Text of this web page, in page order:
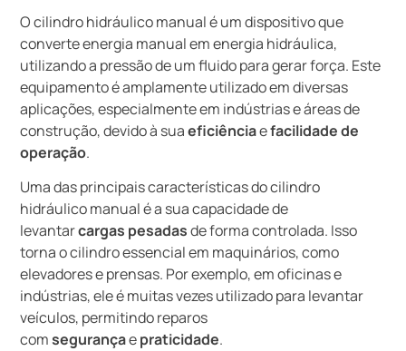
O cilindro hidráulico manual é um dispositivo que
converte energia manual em energia hidráulica,
utilizando a pressão de um fluido para gerar força. Este
equipamento é amplamente utilizado em diversas
aplicações, especialmente em indústrias e áreas de
construção, devido à suaeficiênciaefacilidade de
operação.
Uma das principais características do cilindro
hidráulico manual é a sua capacidade de
levantarcargas pesadasde forma controlada. Isso
torna o cilindro essencial em maquinários, como
elevadores e prensas. Por exemplo, em oficinas e
indústrias, ele é muitas vezes utilizado para levantar
veículos, permitindo reparos
comsegurançaepraticidade.